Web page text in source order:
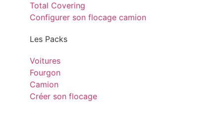
Total Covering
Configurer son flocage camion
Les Packs
Voitures
Fourgon
Camion
Créer son flocage